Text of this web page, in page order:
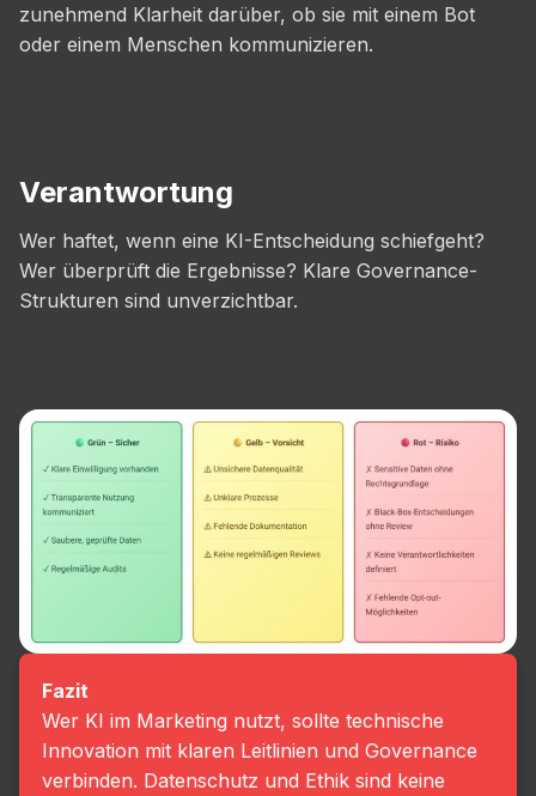
zunehmend Klarheit darüber, ob sie mit einem Bot
oder einem Menschen kommunizieren.
Verantwortung
Wer haftet, wenn eine KI-Entscheidung schiefgeht?
Wer überprüft die Ergebnisse? Klare Governance-
Strukturen sind unverzichtbar.
Fazit
Wer KI im Marketing nutzt, sollte technische
Innovation mit klaren Leitlinien und Governance
verbinden. Datenschutz und Ethik sind keine